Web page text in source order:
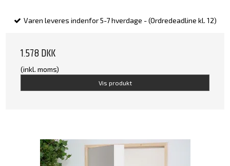
Varen leveres indenfor 5-7 hverdage - (Ordredeadline kl. 12)
1.578 DKK
(inkl. moms)
Vis produkt